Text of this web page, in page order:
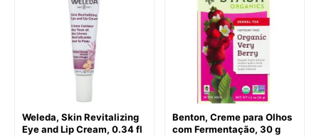
Weleda, Skin Revitalizing
Eye and Lip Cream, 0.34 fl
Benton, Creme para Olhos
com Fermentação, 30 g